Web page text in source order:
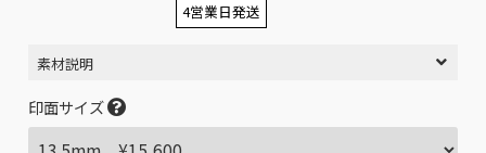
4営業日発送
素材説明
印面サイズ